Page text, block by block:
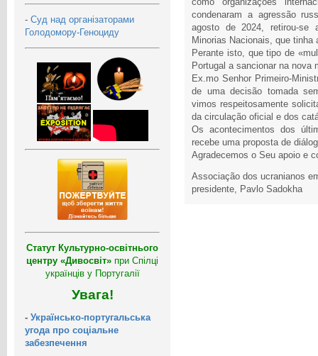
- Суд над організаторами
Голодомору-Геноциду
Статут Культурно-освітнього
центру «Дивосвіт» при Спілці
українців у Португалії
Увага!
- Українсько-португальська
угода про соціальне
забезпечення
condenaram a agressão
agosto de 2024, retirou-se
Minorias Nacionais, que
Perante isto, que tipo de
Portugal a sancionar na nova
Ex.mo Senhor Primeiro-
de uma decisão tomada
vimos respeitosamente
da circulação oficial e dos
Os acontecimentos dos
recebe uma proposta de
Agradecemos o Seu apoio e
Associação dos ucranianos
presidente, Pavlo Sadokha